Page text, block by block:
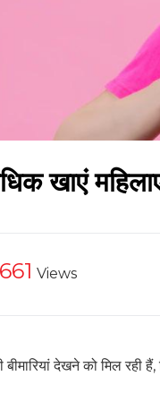
खाएं
661 Views
देखने को मिल